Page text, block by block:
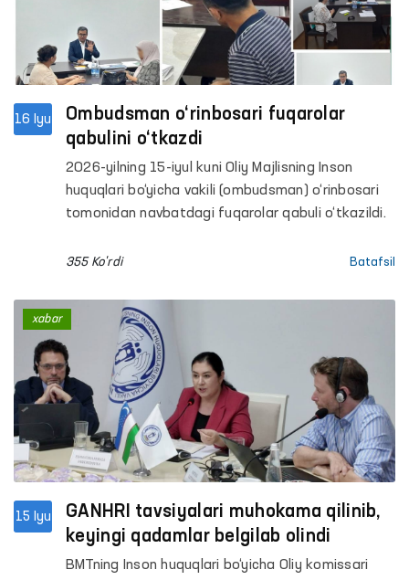
16 Iyu
Ombudsman o‘rinbosari fuqarolar
qabulini o‘tkazdi
2026-yilning 15-iyul kuni Oliy Majlisning Inson
huquqlari bo‘yicha vakili (ombudsman) o‘rinbosari
tomonidan navbatdagi fuqarolar qabuli o‘tkazildi.
355 Ko'rdi Batafsil
15 Iyu
GANHRI tavsiyalari muhokama qilinib,
keyingi qadamlar belgilab olindi
BMTning Inson huquqlari bo‘yicha Oliy komissari
xabar